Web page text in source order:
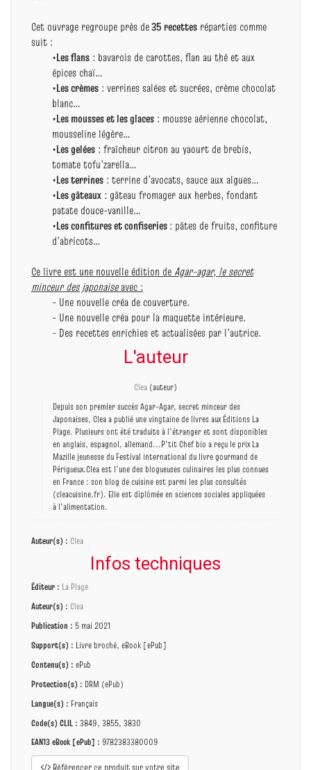
Cet ouvrage regroupe près de35 recettes réparties comme
suit :
•Les flans: bavarois de carottes, flan au thé et aux
épices chaï…
•Les crèmes: verrines salées et sucrées, crème chocolat
blanc…
•Les mousses et les glaces: mousse aérienne chocolat,
mousseline légère…
•Les gelées: fraîcheur citron au yaourt de brebis,
tomate tofu’zarella…
•Les terrines: terrine d’avocats, sauce aux algues…
•Les gâteaux: gâteau fromager aux herbes, fondant
patate douce-vanille…
•Les confitures et confiseries: pâtes de fruits, confiture
d’abricots…
Ce livre est une nouvelle édition deAgar-agar, le secret
minceur des japonaiseavec :
- Une nouvelle créa de couverture.
- Une nouvelle créa pour la maquette intérieure.
- Des recettes enrichies et actualisées par l’autrice.
L'auteur
Clea (auteur)
Depuis son premier succès Agar-Agar, secret minceur des
Japonaises, Clea a publié une vingtaine de livres aux Éditions La
Plage. Plusieurs ont été traduits à l'étranger et sont disponibles
en anglais, espagnol, allemand...P'tit Chef bio a reçu le prix La
Mazille jeunesse du Festival international du livre gourmand de
Périgueux.Clea est l'une des blogueuses culinaires les plus connues
en France : son blog de cuisine est parmi les plus consultés
(cleacuisine.fr). Elle est diplômée en sciences sociales appliquées
à l'alimentation.
Auteur(s) : Clea
Infos techniques
Éditeur : La Plage
Auteur(s) : Clea
Publication : 5 mai 2021
Support(s) : Livre broché, eBook [ePub]
Contenu(s) : ePub
Protection(s) : DRM (ePub)
Langue(s) : Français
Code(s) CLIL : 3849, 3855, 3830
EAN13 eBook [ePub] : 9782383380009